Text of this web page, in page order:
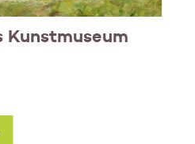
Kunstmuseum